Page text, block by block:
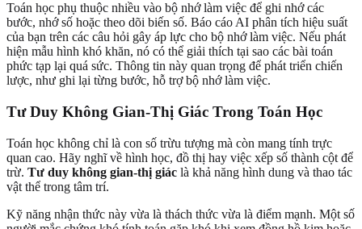
Toán học phụ thuộc nhiều vào bộ nhớ làm việc để ghi nhớ các
bước, nhớ số hoặc theo dõi biến số. Báo cáo AI phân tích hiệu suất
của bạn trên các câu hỏi gây áp lực cho bộ nhớ làm việc. Nếu phát
hiện mẫu hình khó khăn, nó có thể giải thích tại sao các bài toán
phức tạp lại quá sức. Thông tin này quan trọng để phát triển chiến
lược, như ghi lại từng bước, hỗ trợ bộ nhớ làm việc.
Tư Duy Không Gian-Thị Giác Trong Toán Học
Toán học không chỉ là con số trừu tượng mà còn mang tính trực
quan cao. Hãy nghĩ về hình học, đồ thị hay việc xếp số thành cột để
trừ. Tư duy không gian-thị giác là khả năng hình dung và thao tác
vật thể trong tâm trí.
Kỹ năng nhận thức này vừa là thách thức vừa là điểm mạnh. Một số